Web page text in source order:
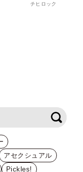
チヒロック
アセクシュアル
Pickles!